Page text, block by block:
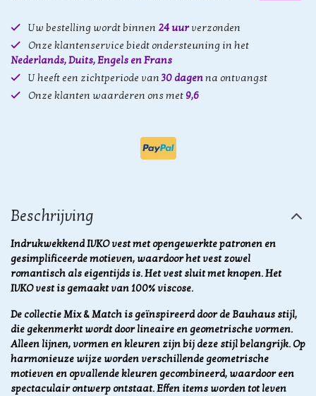
Uw bestelling wordt binnen 24 uurverzonden
Onze klantenservice biedt ondersteuning in het
Nederlands, Duits, Engels en Frans
U heeft een zichtperiode van30 dagenna ontvangst
Onze klanten waarderen ons met 9,6
Beschrijving
Indrukwekkend IVKO vest met opengewerkte patronen en
gesimplificeerde motieven, waardoor het vest zowel
romantisch als eigentijds is. Het vest sluit met knopen. Het
IVKO vest is gemaakt van 100% viscose.
De collectie Mix & Match is geïnspireerd door de Bauhaus stijl,
die gekenmerkt wordt door lineaire en geometrische vormen.
Alleen lijnen, vormen en kleuren zijn bij deze stijl belangrijk. Op
harmonieuze wijze worden verschillende geometrische
motieven en opvallende kleuren gecombineerd, waardoor een
spectaculair ontwerp ontstaat. Effen items worden tot leven